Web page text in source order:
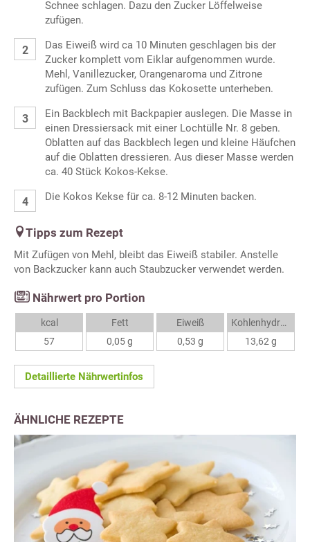
Schnee schlagen. Dazu den Zucker Löffelweise
zufügen.
Das Eiweiß wird ca 10 Minuten geschlagen bis der
Zucker komplett vom Eiklar aufgenommen wurde.
Mehl, Vanillezucker, Orangenaroma und Zitrone
zufügen. Zum Schluss das Kokosette unterheben.
Ein Backblech mit Backpapier auslegen. Die Masse in
einen Dressiersack mit einer Lochtülle Nr. 8 geben.
Oblatten auf das Backblech legen und kleine Häufchen
auf die Oblatten dressieren. Aus dieser Masse werden
ca. 40 Stück Kokos-Kekse.
Die Kokos Kekse für ca. 8-12 Minuten backen.
Tipps zum Rezept
Mit Zufügen von Mehl, bleibt das Eiweiß stabiler. Anstelle
von Backzucker kann auch Staubzucker verwendet werden.
Nährwert pro Portion
kcal
57
Fett
0,05 g
Eiweiß
0,53 g
Kohlenhydrate
13,62 g
Detaillierte Nährwertinfos
ÄHNLICHE REZEPTE